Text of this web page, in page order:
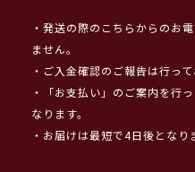
・発送の際のこちらからのお
ません。
・ご入金確認のご報告は行って
・「お支払い」のご案内を行
なります。
・お届けは最短で4日後となり